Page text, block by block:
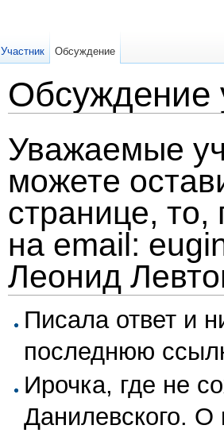
Обсуждение
Уважаемые
можете
странице,
на email:
Леонид
Писала ответ и
последнюю
Ирочка, где не
Данилевского.
Участник Обсуждение